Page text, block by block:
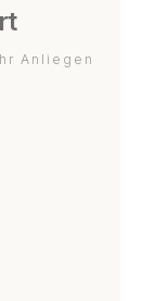
Anliegen